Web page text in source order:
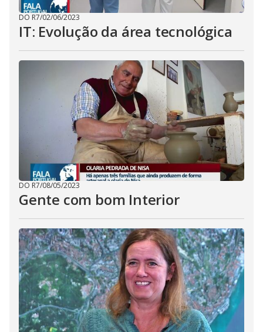
DO R7/02/06/2023
IT: Evolução da área tecnológica
DO R7/08/05/2023
Gente com bom Interior